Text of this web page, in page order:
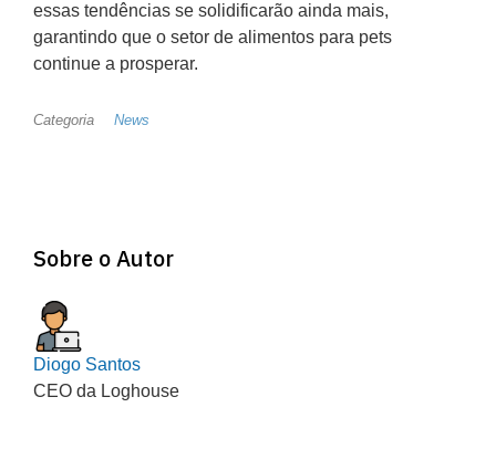
essas tendências se solidificarão ainda mais,
garantindo que o setor de alimentos para pets
continue a prosperar.
Categoria News
Sobre o Autor
Diogo Santos
CEO da Loghouse